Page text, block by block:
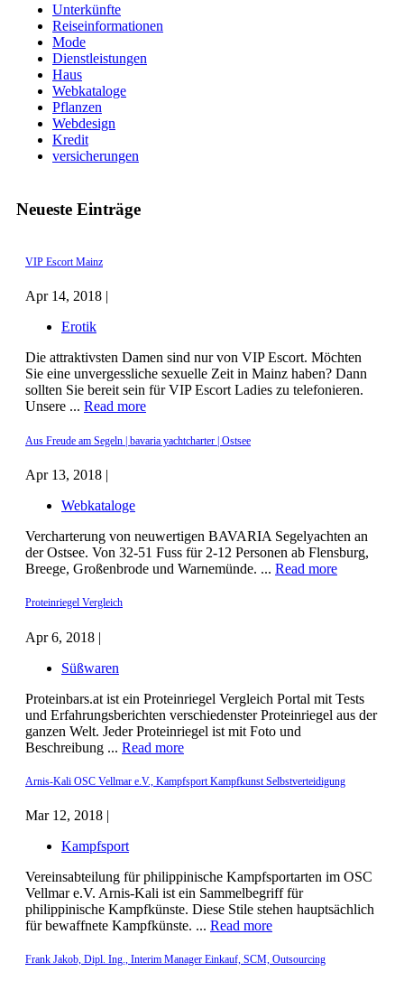
Unterkünfte
Reiseinformationen
Mode
Dienstleistungen
Haus
Webkataloge
Pflanzen
Webdesign
Kredit
versicherungen
Neueste Einträge
VIP Escort Mainz
Apr 14, 2018 |
Erotik
Die attraktivsten Damen sind nur von VIP Escort. Möchten
Sie eine unvergessliche sexuelle Zeit in Mainz haben? Dann
sollten Sie bereit sein für VIP Escort Ladies zu telefonieren.
Unsere ... Read more
Aus Freude am Segeln | bavaria yachtcharter | Ostsee
Apr 13, 2018 |
Webkataloge
Vercharterung von neuwertigen BAVARIA Segelyachten an
der Ostsee. Von 32-51 Fuss für 2-12 Personen ab Flensburg,
Breege, Großenbrode und Warnemünde. ... Read more
Proteinriegel Vergleich
Apr 6, 2018 |
Süßwaren
Proteinbars.at ist ein Proteinriegel Vergleich Portal mit Tests
und Erfahrungsberichten verschiedenster Proteinriegel aus der
ganzen Welt. Jeder Proteinriegel ist mit Foto und
Beschreibung ... Read more
Arnis-Kali OSC Vellmar e.V., Kampfsport Kampfkunst Selbstverteidigung
Mar 12, 2018 |
Kampfsport
Vereinsabteilung für philippinische Kampfsportarten im OSC
Vellmar e.V. Arnis-Kali ist ein Sammelbegriff für
philippinische Kampfkünste. Diese Stile stehen hauptsächlich
für bewaffnete Kampfkünste. ... Read more
Frank Jakob, Dipl. Ing., Interim Manager Einkauf, SCM, Outsourcing